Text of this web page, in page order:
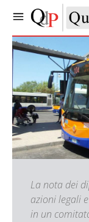
La nota dei
azioni legali
in un